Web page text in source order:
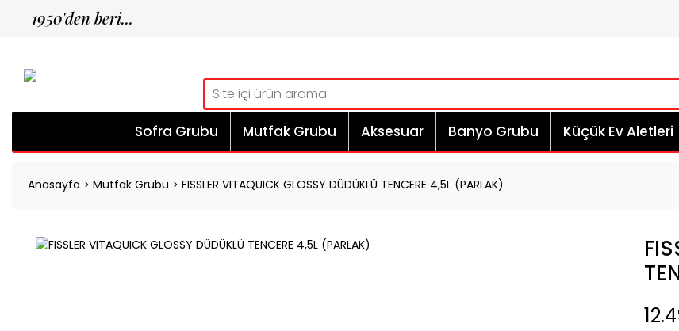
1950'den beri...
Sofra Grubu Mutfak Grubu Aksesuar Banyo Grubu Küçük Ev Aletleri
Anasayfa Mutfak Grubu FISSLER VITAQUICK GLOSSY DÜDÜKLÜ TENCERE 4,5L (PARLAK)